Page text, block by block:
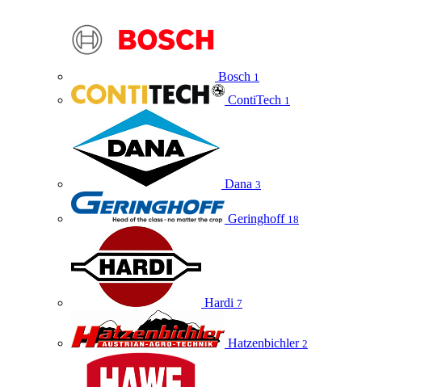
Bosch 1
ContiTech 1
Dana 3
Geringhoff 18
Hardi 7
Hatzenbichler 2